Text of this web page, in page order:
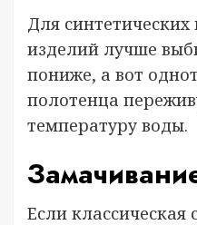
Для
изделий лучше
пониже, а вот
полотенца
температуру воды.
Если классическая